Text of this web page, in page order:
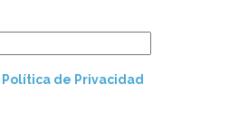
Política de Privacidad